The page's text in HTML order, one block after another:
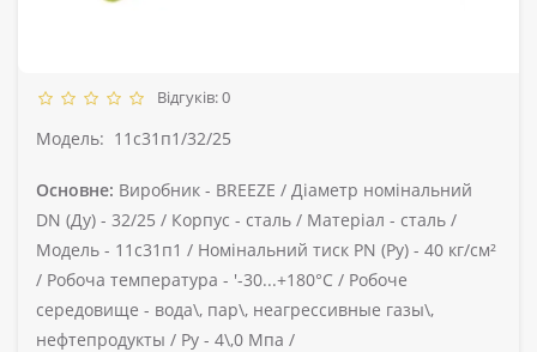
Відгуків: 0
Модель: 11с31п1/32/25
Основне: Виробник - BREEZE / Діаметр номінальний
DN (Ду) - 32/25 / Корпус - сталь / Матеріал - сталь /
Модель - 11с31п1 / Номінальний тиск PN (Ру) - 40 кг/см²
/ Робоча температура - '-30...+180°С / Робоче
середовище - вода\, пар\, неагрессивные газы\,
нефтепродукты / Ру - 4\,0 Мпа /